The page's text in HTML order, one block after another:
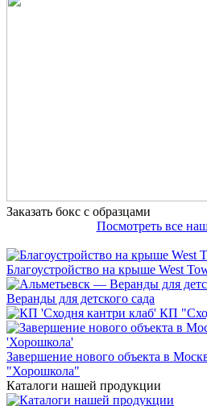
Заказать бокс с образцами
Посмотреть все
Благоустройство на крыше West
Веранды для детского сада
КП
Завершение нового объекта в
"Хорошкола"
Каталоги нашей продукции